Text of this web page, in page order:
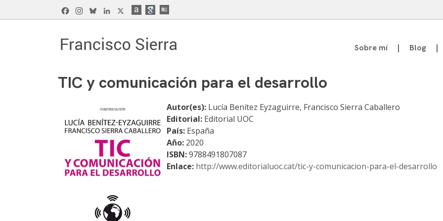
to
FacebookInstagram
BlueskyLinkedIn
Sobre mí Blog
TIC y comunicación para el desarrollo
Autor(es): Lucía Benítez Eyzaguirre, Francisco Sierra Caballero
Editorial: Editorial UOC
País: España
Año: 2020
ISBN:9788491807087
Enlace: http://www.editorialuoc.cat/tic-y-comunicacion-para-el-desarrollo